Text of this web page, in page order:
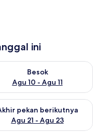
ini
9 - Agu 10
Besok
Agu 10 - Agu 11
ketersediaan untuk
ini Agu 14 - Agu 16
pekan berikutnya
Agu 21 - Agu 23
ketersediaan untuk